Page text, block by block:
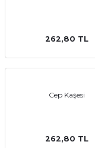
262,80 TL
Cep Kaşesi
262,80 TL